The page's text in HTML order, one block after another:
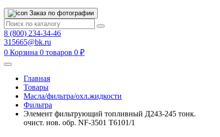
Заказ по фотографии
8 (800) 234-34-46
315665@bk.ru
0 Корзина 0 товаров 0 ₽
Главная
Товары
Масла/фильтра/охл.жидкости
Фильтра
Элемент фильтрующий топливный Д243-245 тонк.
очист. нов. обр. NF-3501 Т6101/1